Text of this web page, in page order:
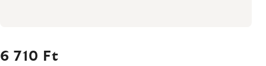
6 710 Ft